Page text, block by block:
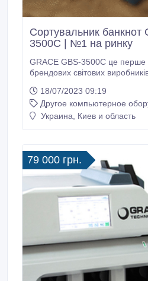
Сортувальник банкнот
3500C | №1 на ринку
GRACE GBS-3500C це перше
брендових світових
(встановлені нові датчики
Миттєве відключення доларів
(клавіша на головному
18/07/2023 09:19
Другое компьютерное
Украина, Киев и область
79 000 грн.